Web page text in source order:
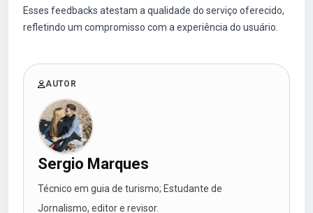
Esses feedbacks atestam a qualidade do serviço oferecido,
refletindo um compromisso com a experiência do usuário.
AUTOR
Sergio Marques
Técnico em guia de turismo; Estudante de
Jornalismo, editor e revisor.